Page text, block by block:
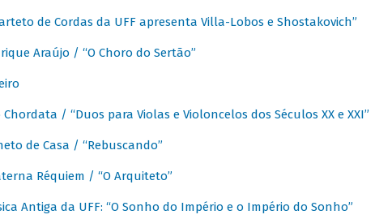
de Cordas da UFF apresenta Villa-Lobos e Shostakovich”
Araújo / “O Choro do Sertão”
Chordata / “Duos para Violas e Violoncelos dos Séculos XX e XXI”
de Casa / “Rebuscando”
Réquiem / “O Arquiteto”
Antiga da UFF: “O Sonho do Império e o Império do Sonho”